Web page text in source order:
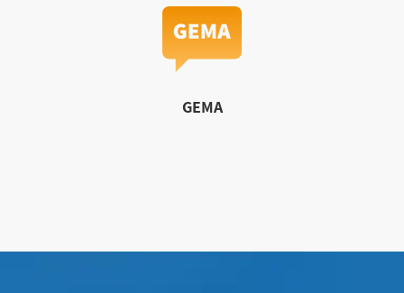
GEMA